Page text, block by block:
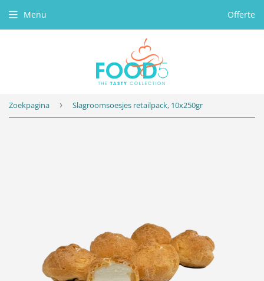
Menu Offerte
Zoekpagina › Slagroomsoesjes retailpack, 10x250gr